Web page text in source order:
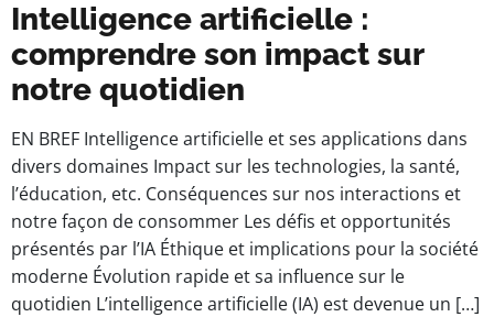
Intelligence artificielle :
comprendre son impact sur
notre quotidien
EN BREF Intelligence artificielle et ses applications dans
divers domaines Impact sur les technologies, la santé,
l’éducation, etc. Conséquences sur nos interactions et
notre façon de consommer Les défis et opportunités
présentés par l’IA Éthique et implications pour la société
moderne Évolution rapide et sa influence sur le
quotidien L’intelligence artificielle (IA) est devenue un […]